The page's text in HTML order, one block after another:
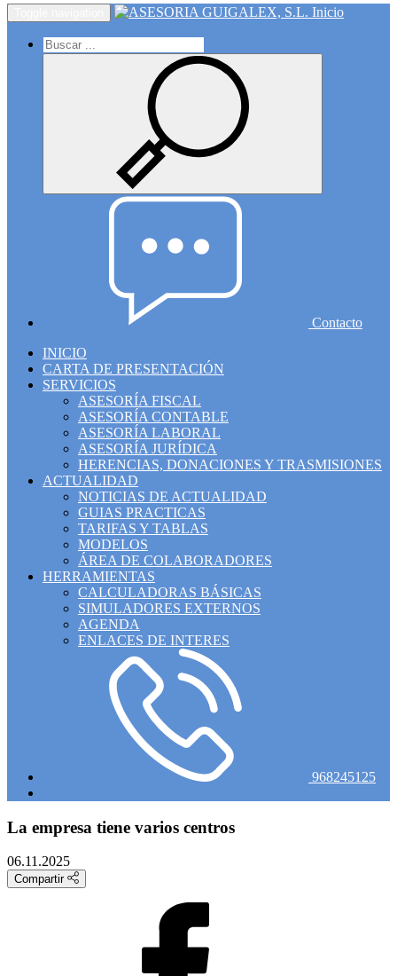
Inicio
Contacto
INICIO
CARTA DE PRESENTACIÓN
SERVICIOS
ASESORÍA FISCAL
ASESORÍA CONTABLE
ASESORÍA LABORAL
ASESORÍA JURÍDICA
HERENCIAS, DONACIONES Y TRASMISIONES
ACTUALIDAD
NOTICIAS DE ACTUALIDAD
GUIAS PRACTICAS
TARIFAS Y TABLAS
MODELOS
ÁREA DE COLABORADORES
HERRAMIENTAS
CALCULADORAS BÁSICAS
SIMULADORES EXTERNOS
AGENDA
ENLACES DE INTERES
968245125
La empresa tiene varios centros
06.11.2025
Compartir